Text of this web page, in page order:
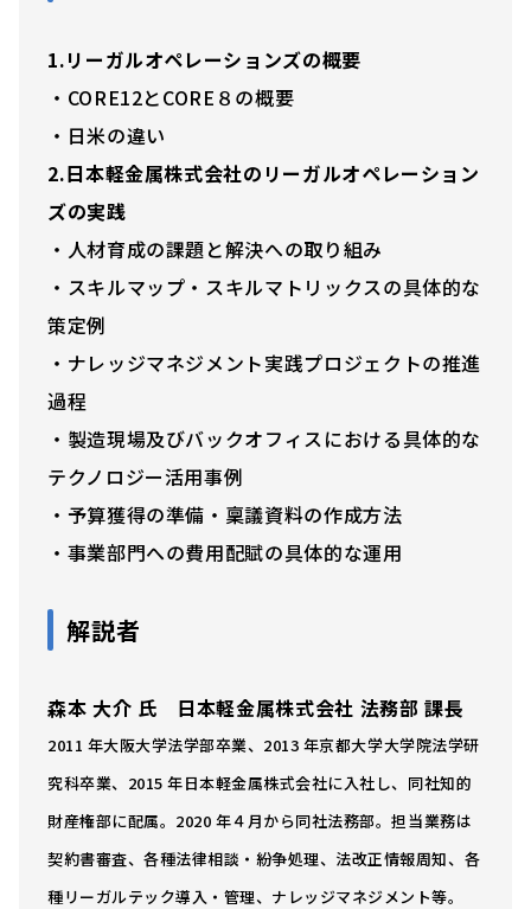
1.リーガルオペレーションズの概要
・CORE12とCORE８の概要
・日米の違い
2.日本軽金属株式会社のリーガルオペレーション
ズの実践
・人材育成の課題と解決への取り組み
・スキルマップ・スキルマトリックスの具体的な
策定例
・ナレッジマネジメント実践プロジェクトの推進
過程
・製造現場及びバックオフィスにおける具体的な
テクノロジー活用事例
・予算獲得の準備・稟議資料の作成方法
・事業部門への費用配賦の具体的な運用
解説者
森本 大介 氏 日本軽金属株式会社 法務部 課長
2011 年大阪大学法学部卒業、2013 年京都大学大学院法学研
究科卒業、2015 年日本軽金属株式会社に入社し、同社知的
財産権部に配属。2020 年４月から同社法務部。担当業務は
契約書審査、各種法律相談・紛争処理、法改正情報周知、各
種リーガルテック導入・管理、ナレッジマネジメント等。